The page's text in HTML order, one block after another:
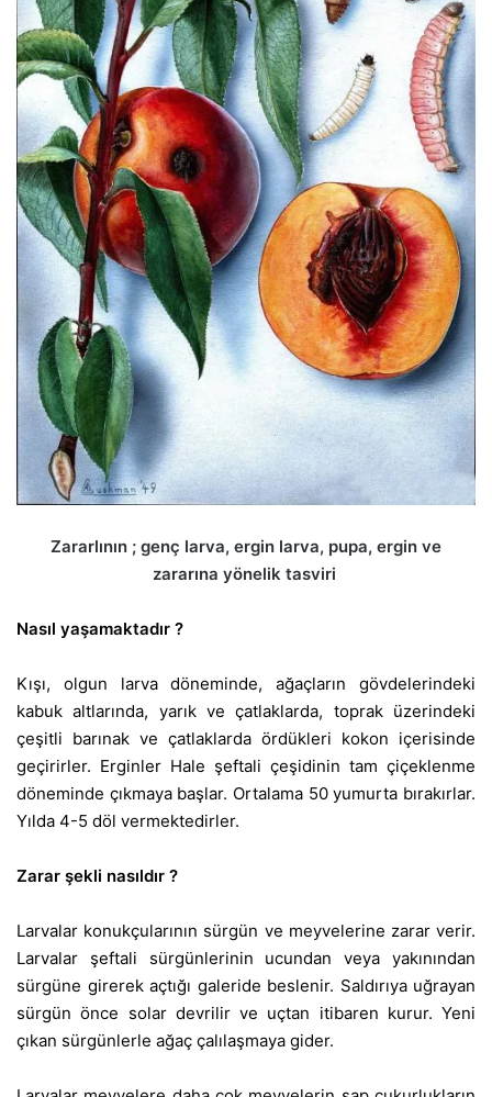
Zararlının ; genç larva, ergin larva, pupa, ergin ve
zararına yönelik tasviri
Nasıl yaşamaktadır ?
Kışı, olgun larva döneminde, ağaçların gövdelerindeki
kabuk altlarında, yarık ve çatlaklarda, toprak üzerindeki
çeşitli barınak ve çatlaklarda ördükleri kokon içerisinde
geçirirler. Erginler Hale şeftali çeşidinin tam çiçeklenme
döneminde çıkmaya başlar. Ortalama 50 yumurta bırakırlar.
Yılda 4-5 döl vermektedirler.
Zarar şekli nasıldır ?
Larvalar konukçularının sürgün ve meyvelerine zarar verir.
Larvalar şeftali sürgünlerinin ucundan veya yakınından
sürgüne girerek açtığı galeride beslenir. Saldırıya uğrayan
sürgün önce solar devrilir ve uçtan itibaren kurur. Yeni
çıkan sürgünlerle ağaç çalılaşmaya gider.